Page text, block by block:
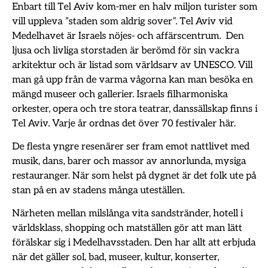
Enbart till Tel Aviv kom-mer en halv miljon turister som
vill uppleva ”staden som aldrig sover”. Tel Aviv vid
Medelhavet är Israels nöjes- och affärscentrum. Den
ljusa och livliga storstaden är berömd för sin vackra
arkitektur och är listad som världsarv av UNESCO. Vill
man gå upp från de varma vågorna kan man besöka en
mängd museer och gallerier. Israels filharmoniska
orkester, opera och tre stora teatrar, danssällskap finns i
Tel Aviv. Varje år ordnas det över 70 festivaler här.
De flesta yngre resenärer ser fram emot nattlivet med
musik, dans, barer och massor av annorlunda, mysiga
restauranger. När som helst på dygnet är det folk ute på
stan på en av stadens många uteställen.
Närheten mellan milslånga vita sandstränder, hotell i
världsklass, shopping och matställen gör att man lätt
förälskar sig i Medelhavsstaden. Den har allt att erbjuda
när det gäller sol, bad, museer, kultur, konserter,